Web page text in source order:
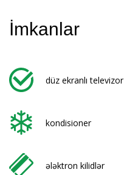
İmkanlar
düz ekranlı televizor
kondisioner
ələktron kilidlər